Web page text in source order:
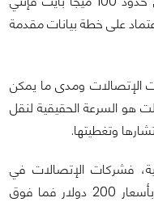
على خطة بيانات مقدمة
الإتصالات ومدى ما يمكن
هو السرعة الحقيقية لنقل
وتغطيتها.
فشركات الإتصالات في
أمريكا وكندا تقدم لزبائنها أجهزة لوحية بأسعار 200 دولار فما فوق